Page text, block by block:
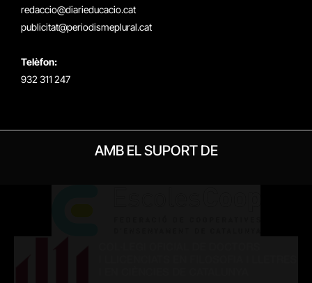
redaccio@diarieducacio.cat
publicitat@periodismeplural.cat
Telèfon:
932 311 247
AMB EL SUPORT DE